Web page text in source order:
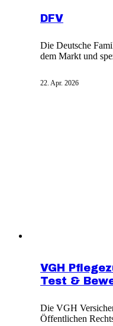
DFV
Die Deutsche
dem Markt und
als Netto-
22. Apr. 2026
VGH
Test &
Die VGH
Öffentlichen